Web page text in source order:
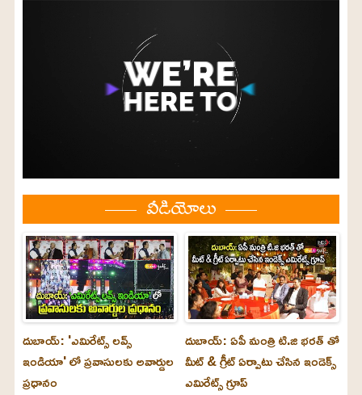
వీడియోలు
దుబాయ్: 'ఎమిరేట్స్ లవ్స్
ఇండియా' లో ప్రవాసులకు అవార్డుల
ప్రధానం
దుబాయ్: ఏపీ మంత్రి టి.జి భరత్ తో
మీట్ & గ్రీట్ ఏర్పాటు చేసిన ఇండెక్స్
ఎమిరేట్స్ గ్రూప్